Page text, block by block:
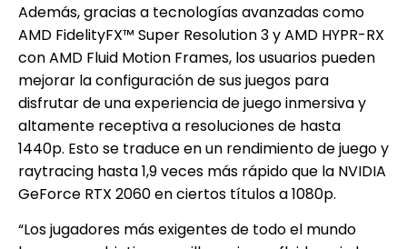
Además, gracias a tecnologías avanzadas como
AMD FidelityFX™ Super Resolution 3 y AMD HYPR-RX
con AMD Fluid Motion Frames, los usuarios pueden
mejorar la configuración de sus juegos para
disfrutar de una experiencia de juego inmersiva y
altamente receptiva a resoluciones de hasta
1440p. Esto se traduce en un rendimiento de juego y
raytracing hasta 1,9 veces más rápido que la NVIDIA
GeForce RTX 2060 en ciertos títulos a 1080p.
“Los jugadores más exigentes de todo el mundo